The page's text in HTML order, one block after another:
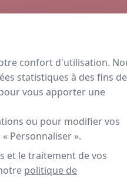
confort d'utilisation.
statistiques à des fins de
vous apporter une
ou pour modifier vos
Personnaliser ».
et le traitement de vos
politique de